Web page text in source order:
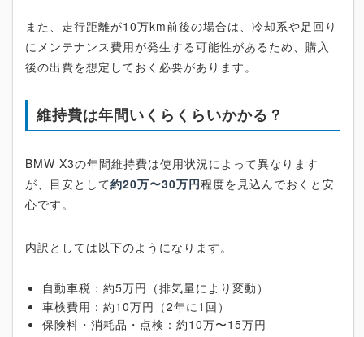
また、走行距離が10万km前後の場合は、冷却系や足回り
にメンテナンス費用が発生する可能性があるため、購入
後の出費を想定しておく必要があります。
維持費は年間いくらくらいかかる？
BMW X3の年間維持費は使用状況によって異なります
が、目安として約20万〜30万円程度を見込んでおくと安
心です。
内訳としては以下のようになります。
自動車税：約5万円（排気量により変動）
車検費用：約10万円（2年に1回）
保険料・消耗品・点検：約10万〜15万円